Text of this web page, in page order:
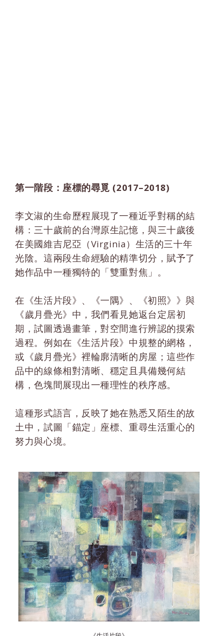
第一階段：座標的尋覓 (2017–2018)
李文淑的生命歷程展現了一種近乎對稱的結
構：三十歲前的台灣原生記憶，與三十歲後
在美國維吉尼亞（Virginia）生活的三十年
光陰。這兩段生命經驗的精準切分，賦予了
她作品中一種獨特的「雙重對焦」。
在《生活片段》、《一隅》、《初照》》與
《歲月疊光》中，我們看見她返台定居初
期，試圖透過畫筆，對空間進行辨認的摸索
過程。例如在《生活片段》中規整的網格，
或《歲月疊光》裡輪廓清晰的房屋；這些作
品中的線條相對清晰、穩定且具備幾何結
構，色塊間展現出一種理性的秩序感。
這種形式語言，反映了她在熟悉又陌生的故
土中，試圖「錨定」座標、重尋生活重心的
努力與心境。